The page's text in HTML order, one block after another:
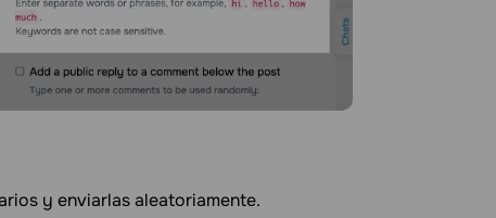
y enviarlas aleatoriamente.